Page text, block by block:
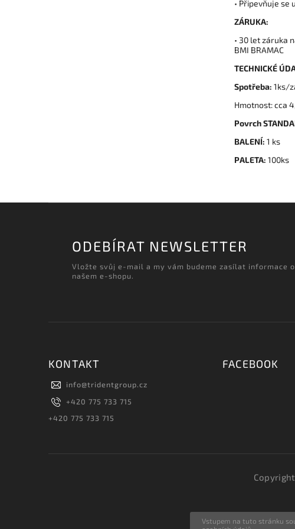
Vstupem na tuto stránku
• Připevňuje se
ZÁRUKA:
• 30 let záruka
BMI BRAMAC
TECHNICKÉ
Spotřeba: 1ks/
Hmotnost: cca
Povrch
BALENÍ: 1 ks
PALETA: 100ks
ODEBÍRAT NEWSLETTER
Vložte svůj e-mail a my vám budeme zasílat informace
našem e-shopu.
KONTAKT
info@tridentgroup.cz
+420 775 733 715
+420 775 733 715
FACEBOOK